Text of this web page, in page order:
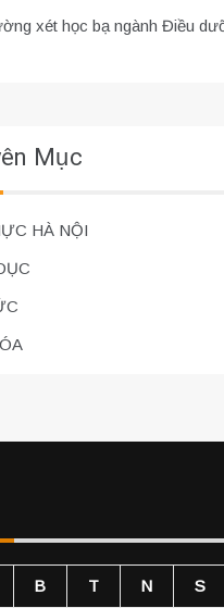
xét học bạ ngành Điều
Mục
HÀ NỘI
B T N S